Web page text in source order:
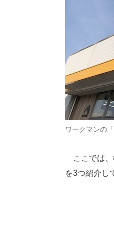
ワークマンの
ここでは、
を3つ紹介し